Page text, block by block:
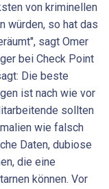
von kriminellen
würden, so hat das
sagt Omer
bei Check Point
Die beste
ist nach wie vor
sollten
wie falsch
Daten, dubiose
die eine
können. Vor